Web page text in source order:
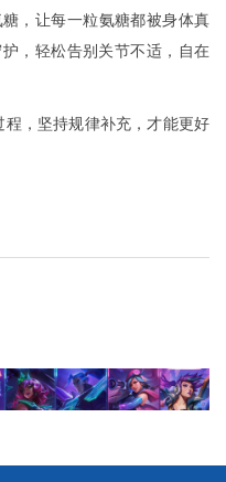
糖，让每一粒氨糖都被身体真
，轻松告别关节不适，自在
，坚持规律补充，才能更好